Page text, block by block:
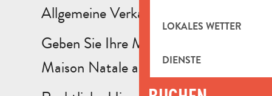
LOKALES WETTER
DIENSTE
Allgemeine Verkaufsbedingungen
Geben Sie Ihre Meinung zu
Maison Natale ab